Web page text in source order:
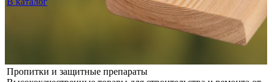
Пропитки и защитные препараты